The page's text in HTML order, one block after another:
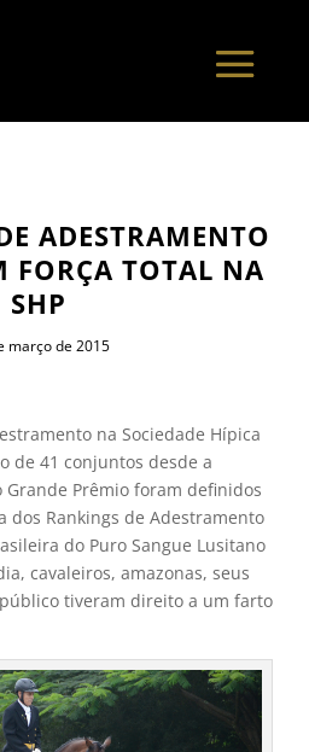
ADESTRAMENTO
FORÇA TOTAL NA
SHP
março de 2015
na Sociedade Hípica
de 41 conjuntos desde a
Prêmio foram definidos
dos Rankings de Adestramento
do Puro Sangue Lusitano
cavaleiros, amazonas, seus
tiveram direito a um farto